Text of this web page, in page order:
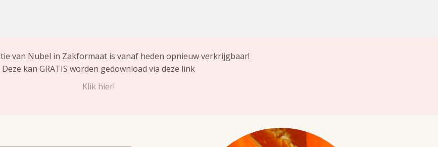
van Nubel in Zakformaat is vanaf heden opnieuw verkrijgbaar!
Deze kan GRATIS worden gedownload via deze link
Klik hier!